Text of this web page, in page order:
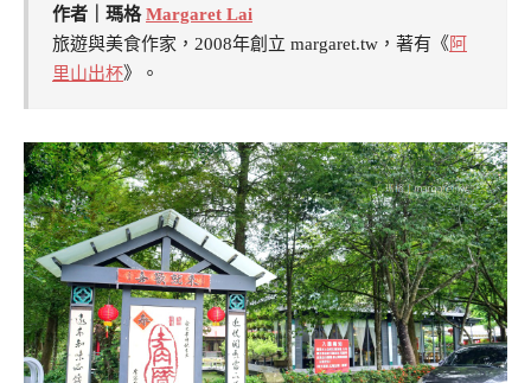
作者｜瑪格Margaret Lai
旅遊與美食作家，2008年創立 margaret.tw，著有《阿
里山出杯》。